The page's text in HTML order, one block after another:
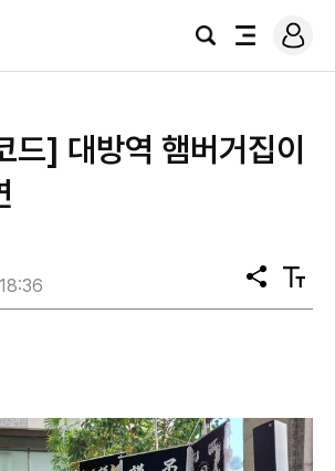
검
전
로
그
드] 대방역 햄버거집이
공
유
텍
스